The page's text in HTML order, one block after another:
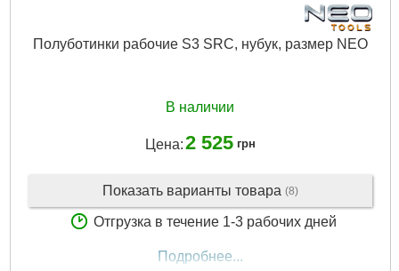
Полуботинки рабочие S3 SRC, нубук, pазмер NEO
В наличии
Цена:2 525 грн
Показать варианты товара (8)
Отгрузка в течение 1-3 рабочих дней
Подробнее...